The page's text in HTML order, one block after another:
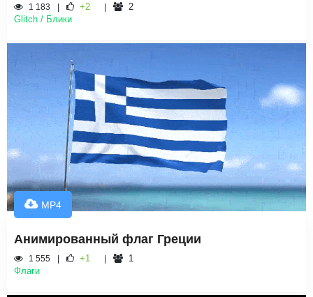
1 183 +2
2
Glitch / Блики
MP4
Анимированный флаг Греции
1 555 +1
1
Флаги